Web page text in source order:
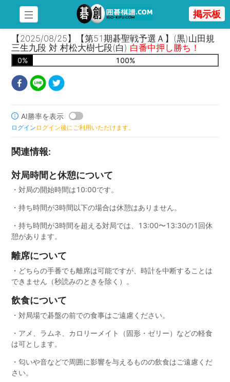
掲示板
【2025/08/25】【第51期碁聖戦予選Ａ】(黒)山田規
三生九段 対 村松大樹七段(白) 白番中押し勝ち！
0% 100%
AI勝率を表示
ログイン ログイン後にご利用いただけます。
関連情報:
対局時間と休憩について
・対局の開始時間は10:00です。
・持ち時間が3時間以下の場合は休憩はありません。
・持ち時間が3時間を超える対局では、13:00〜13:30の1回休
憩があります。
離席について
・どちらの手番でも離席は可能ですが、時計を中断することは
できません（秒読みのときを除く）。
飲食について
・対局場で碁盤の前での食事はご遠慮ください。
・アメ、ラムネ、カロリーメイト（固形・ゼリー）などの軽食
は可とします。
・匂いや音などで周囲に影響を与えるものの飲食はご遠慮くだ
さい。